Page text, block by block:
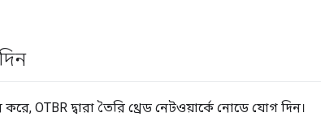
OTBR দ্বারা তৈরি থ্রেড নেটওয়ার্কে নোডে যোগ দিন।